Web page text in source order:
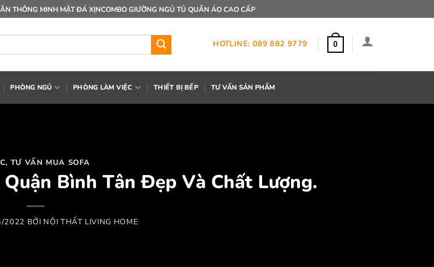
THÔNG MINH MẶT ĐÁ XỊNCOMBO GIƯỜNG NGỦ TỦ QUẦN ÁO CAO CẤP
HOTLINE: 089 882 9779 0
PHÒNG NGỦ PHÒNG LÀM VIỆC THIẾT BỊ BẾP TƯ VẤN SẢN PHẨM
, TƯ VẤN MUA SOFA
Bình Tân Đẹp Và Chất Lượng.
2022 BỞI NỘI THẤT LIVING HOME